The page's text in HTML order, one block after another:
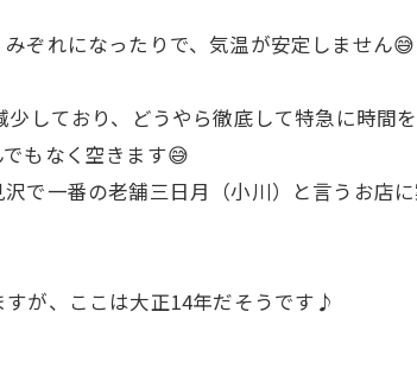
ぞれになったりで、気温が安定しません😅
しており、どうやら徹底して特急に時間
もなく空きます😅
で一番の老舗三日月（小川）と言うお店に
が、ここは大正14年だそうです♪